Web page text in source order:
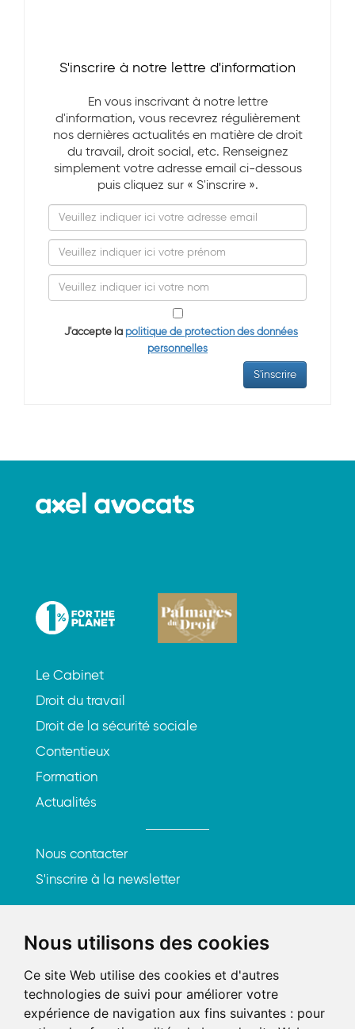
Nous utilisons des cookies
Ce site Web utilise des cookies et d'autres
technologies de suivi pour améliorer votre
expérience de navigation aux fins suivantes : pour
S'inscrire à notre lettre d'information
En vous inscrivant à notre lettre
d'information, vous recevrez régulièrement
nos dernières actualités en matière de droit
du travail, droit social, etc. Renseignez
simplement votre adresse email ci-dessous
puis cliquez sur « S'inscrire ».
J'accepte la politique de protection des données
personnelles
Le Cabinet
Droit du travail
Droit de la sécurité sociale
Contentieux
Formation
Actualités
Nous contacter
S'inscrire à la newsletter
Rencontrons-nous
219, rue Saint-Honoré
75001 Paris
Tél. : 01 84 25 20 21